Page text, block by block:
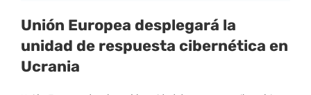
Unión Europea desplegará la
unidad de respuesta cibernética en
Ucrania